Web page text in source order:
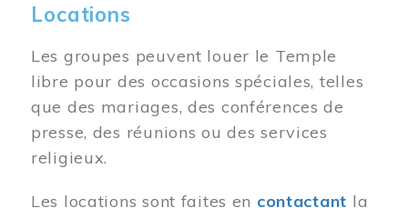
Locations
Les groupes peuvent louer le Temple
libre pour des occasions spéciales, telles
que des mariages, des conférences de
presse, des réunions ou des services
religieux.
Les locations sont faites en contactant la